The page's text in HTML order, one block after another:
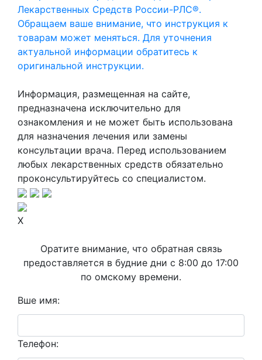
Лекарственных Средств России-РЛС®.
Обращаем ваше внимание, что инструкция к
товарам может меняться. Для уточнения
актуальной информации обратитесь к
оригинальной инструкции.
Информация, размещенная на сайте,
предназначена исключительно для
ознакомления и не может быть использована
для назначения лечения или замены
консультации врача. Перед использованием
любых лекарственных средств обязательно
проконсультируйтесь со специалистом.
X
Оратите внимание, что обратная связь
предоставляется в будние дни с 8:00 до 17:00
по омскому времени.
Вше имя:
Телефон: